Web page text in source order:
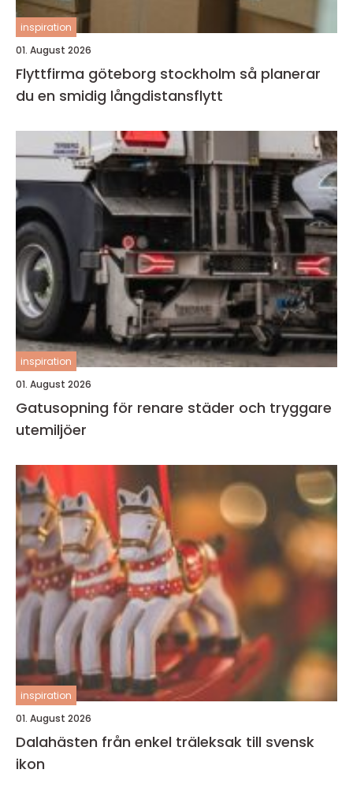
inspiration
01. August 2026
Flyttfirma göteborg stockholm så planerar
du en smidig långdistansflytt
inspiration
01. August 2026
Gatusopning för renare städer och tryggare
utemiljöer
inspiration
01. August 2026
Dalahästen från enkel träleksak till svensk
ikon